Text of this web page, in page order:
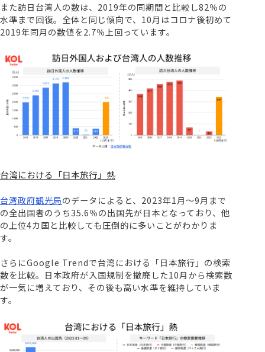
また訪日台湾人の数は、2019年の同期間と比較し82％の
水準まで回復。全体と同じ傾向で、10月はコロナ後初めて
2019年同月の数値を2.7％上回っています。
台湾における「日本旅行」熱
台湾政府観光局のデータによると、2023年1月〜9月まで
の全出国者のうち35.6％の出国先が日本となっており、他
の上位4カ国と比較しても圧倒的に多いことがわかりま
す。
さらにGoogle Trendで台湾における「日本旅行」の検索
数を比較。日本政府が入国規制を撤廃した10月から検索数
が一気に増えており、その後も高い水準を維持していま
す。